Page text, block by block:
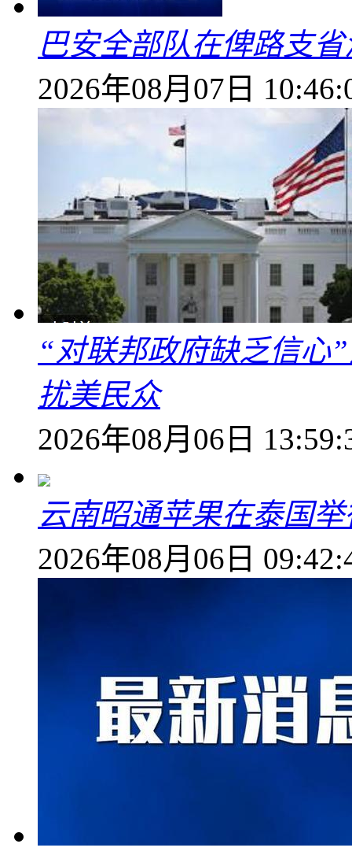
巴安全部队在俾路支
2026年08月07日
“对联邦政府缺乏信心
扰美民众
2026年08月06日
云南昭通苹果在泰国
2026年08月06日